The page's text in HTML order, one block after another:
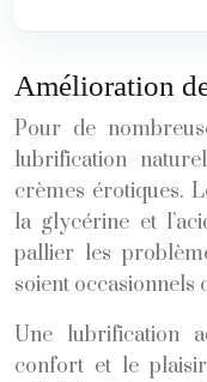
Amélioration
Pour de
lubrification
crèmes érotiques.
la glycérine et
pallier les
soient occasionnels
Une lubrification
confort et le